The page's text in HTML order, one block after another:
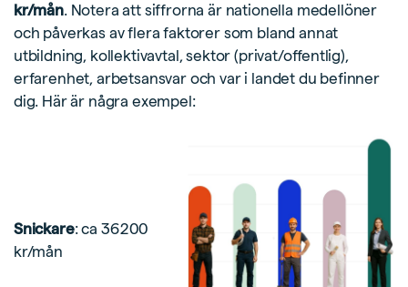
kr/mån. Notera att siffrorna är nationella medellöner
och påverkas av flera faktorer som bland annat
utbildning, kollektivavtal, sektor (privat/offentlig),
erfarenhet, arbetsansvar och var i landet du befinner
dig. Här är några exempel:
Snickare: ca 36 200
kr/mån